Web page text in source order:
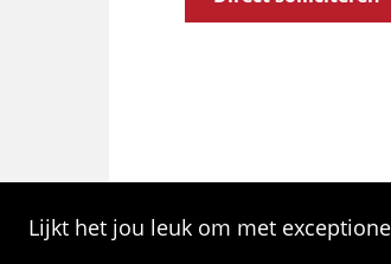
Lijkt het jou leuk om met